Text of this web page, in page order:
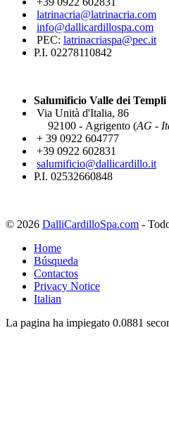
latrinacria@latrinacria.com
info@dallicardillospa.com
PEC: latrinacriaspa@pec.it
P.I. 02278110842
Salumificio Valle dei Templi
Via Unità d'Italia, 86
92100 - Agrigento (AG -
+ 39 0922 604777
+39 0922 602831
salumificio@dallicardillo.it
P.I. 02532660848
© 2026 DalliCardilloSpa.com -
Home
Búsqueda
Contactos
Privacy Notice
Italian
La pagina ha impiegato 0.0881